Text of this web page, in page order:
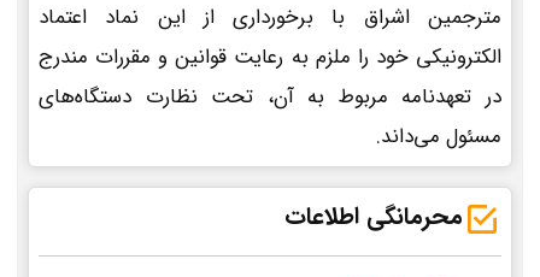
مترجمین اشراق با برخورداری از این نماد اعتماد
الکترونیکی خود را ملزم به رعایت قوانین و مقررات مندرج
در تعهدنامه مربوط به آن، تحت نظارت دستگاه‌های
مسئول می‌داند.
محرمانگی اطلاعات